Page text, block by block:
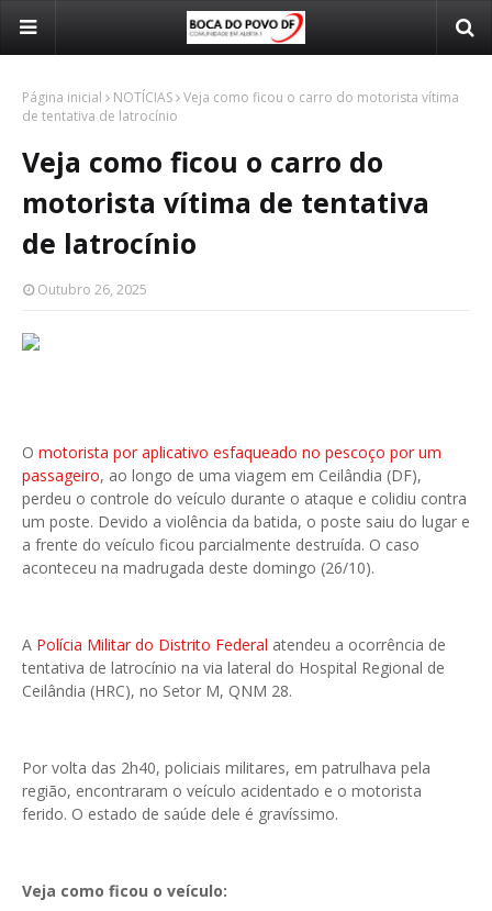
Página inicial NOTÍCIAS Veja como ficou o carro do motorista vítima
de tentativa de latrocínio
Veja como ficou o carro do
motorista vítima de tentativa
de latrocínio
Outubro 26, 2025
O motorista por aplicativo esfaqueado no pescoço por um
passageiro, ao longo de uma viagem em Ceilândia (DF),
perdeu o controle do veículo durante o ataque e colidiu contra
um poste. Devido a violência da batida, o poste saiu do lugar e
a frente do veículo ficou parcialmente destruída. O caso
aconteceu na madrugada deste domingo (26/10).
A Polícia Militar do Distrito Federal atendeu a ocorrência de
tentativa de latrocínio na via lateral do Hospital Regional de
Ceilândia (HRC), no Setor M, QNM 28.
Por volta das 2h40, policiais militares, em patrulhava pela
região, encontraram o veículo acidentado e o motorista
ferido. O estado de saúde dele é gravíssimo.
Veja como ficou o veículo: